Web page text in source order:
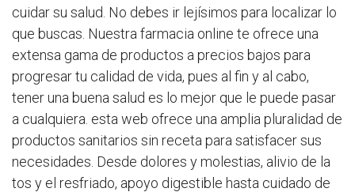
cuidar su salud. No debes ir lejísimos para localizar lo
que buscas. Nuestra farmacia online te ofrece una
extensa gama de productos a precios bajos para
progresar tu calidad de vida, pues al fin y al cabo,
tener una buena salud es lo mejor que le puede pasar
a cualquiera. esta web ofrece una amplia pluralidad de
productos sanitarios sin receta para satisfacer sus
necesidades. Desde dolores y molestias, alivio de la
tos y el resfriado, apoyo digestible hasta cuidado de